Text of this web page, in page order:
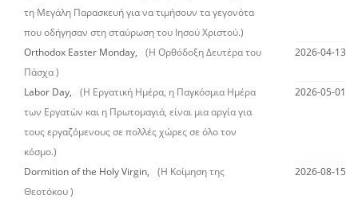
τη Μεγάλη Παρασκευή για να τιμήσουν τα γεγονότα
που οδήγησαν στη σταύρωση του Ιησού Χριστού.)
Orthodox Easter Monday,
(Η Ορθόδοξη Δευτέρα του
Πάσχα )
2026-04-13
Labor Day,
(Η Εργατική Ημέρα, η Παγκόσμια Ημέρα
των Εργατών και η Πρωτομαγιά, είναι μια αργία για
τους εργαζόμενους σε πολλές χώρες σε όλο τον
κόσμο.)
2026-05-01
Dormition of the Holy Virgin,
(Η Κοίμηση της
Θεοτόκου )
2026-08-15